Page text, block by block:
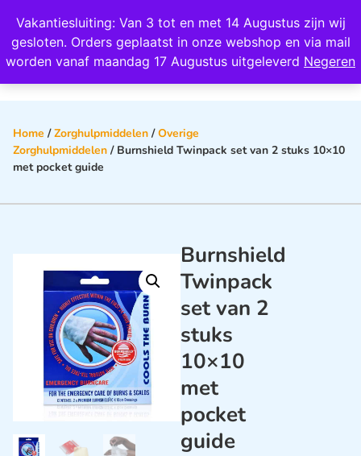
Vakantiesluiting: Van 3 tot en met 14 Augustus zijn wij
gesloten. Orders geplaatst in onze webshop en via mail
worden vanaf maandag 17 Augustus uitgeleverd Negeren
Wij scoren een 4,8 op Google
Home /Zorghulpmiddelen /Overige
Zorghulpmiddelen / Burnshield Twinpack set van 2 stuks 10×10
met pocket guide
Burnshield
Twinpack
set van 2
stuks
10×10
met
pocket
guide